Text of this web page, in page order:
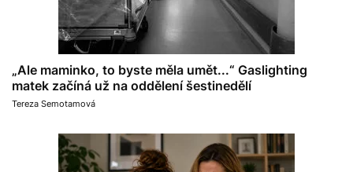
„Ale maminko, to byste měla umět...“ Gaslighting
matek začíná už na oddělení šestinedělí
Tereza Semotamová